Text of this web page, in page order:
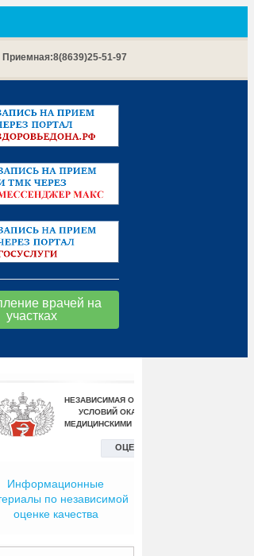
Приемная:8(8639)25-51-97
врачей на
участках
Информационные
по независимой
оценке качества